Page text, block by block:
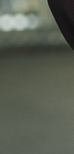
Rahatarkus